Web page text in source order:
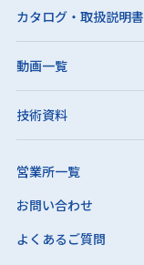
カタログ・取扱説明書
動画一覧
技術資料
営業所一覧
お問い合わせ
よくあるご質問